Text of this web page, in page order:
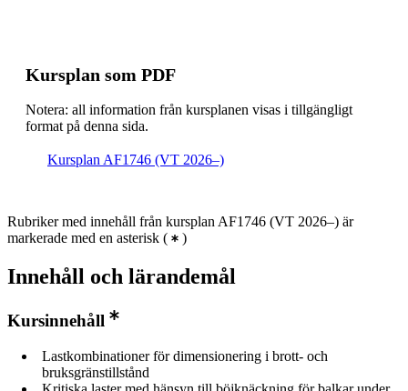
Kursplan som PDF
Notera: all information från kursplanen visas i tillgängligt
format på denna sida.
Kursplan AF1746 (VT 2026–)
Rubriker med innehåll från kursplan AF1746 (VT 2026–) är
markerade med en asterisk ( )
Innehåll och lärandemål
Kursinnehåll
Lastkombinationer för dimensionering i brott- och
bruksgränstillstånd